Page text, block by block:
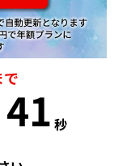
40 秒